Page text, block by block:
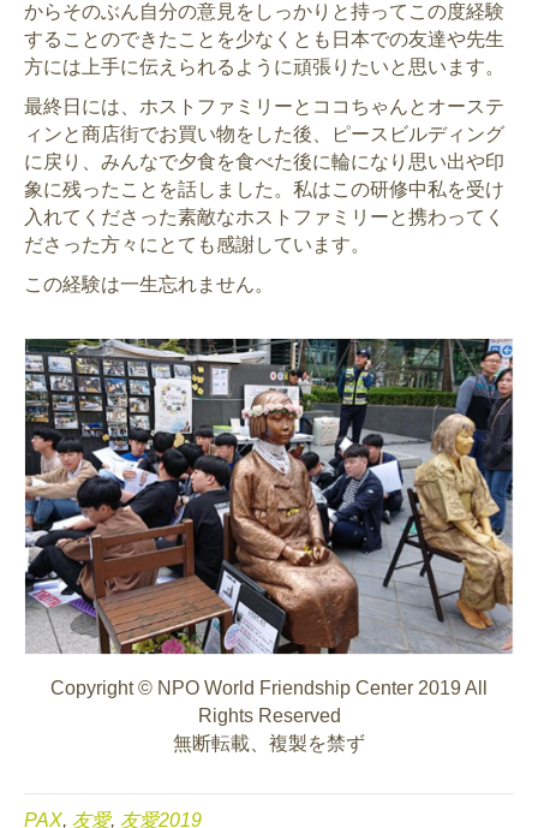
からそのぶん自分の意見をしっかりと持ってこの度経験
することのできたことを少なくとも日本での友達や先生
方には上手に伝えられるように頑張りたいと思います。
最終日には、ホストファミリーとココちゃんとオーステ
ィンと商店街でお買い物をした後、ピースビルディング
に戻り、みんなで夕食を食べた後に輪になり思い出や印
象に残ったことを話しました。私はこの研修中私を受け
入れてくださった素敵なホストファミリーと携わってく
ださった方々にとても感謝しています。
この経験は一生忘れません。
Copyright © NPO World Friendship Center 2019 All
Rights Reserved
無断転載、複製を禁ず
PAX, 友愛, 友愛2019